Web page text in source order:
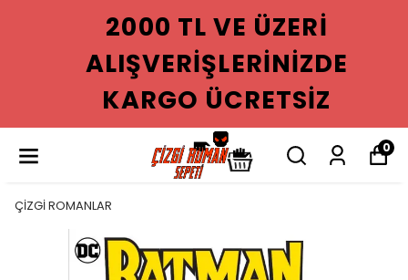
2000 TL VE ÜZERI
ALIŞVERIŞLERINIZDE
KARGO ÜCRETSIZ
0
ÇİZGİ ROMANLAR